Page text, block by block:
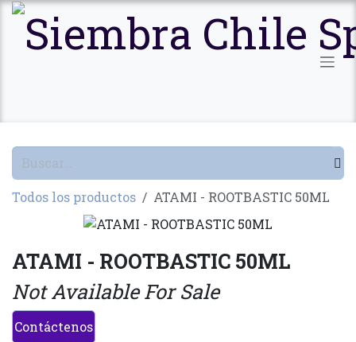
Ir al contenido
Todos los productos ATAMI - ROOTBASTIC 50ML
ATAMI - ROOTBASTIC 50ML
Not Available For Sale
Contáctenos